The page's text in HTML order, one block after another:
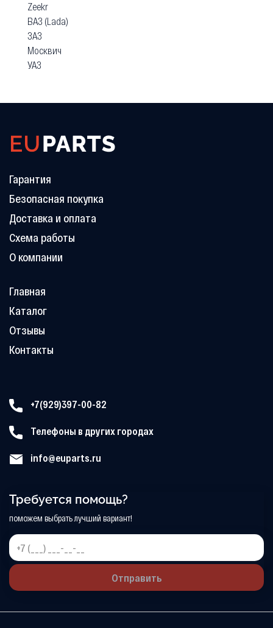
Zeekr
ВАЗ (Lada)
ЗАЗ
Москвич
УАЗ
Гарантия
Безопасная покупка
Доставка и оплата
Схема работы
О компании
Главная
Каталог
Отзывы
Контакты
+7(929)397-00-82
Телефоны в других городах
info@euparts.ru
Требуется помощь?
поможем выбрать лучший вариант!
Отправить